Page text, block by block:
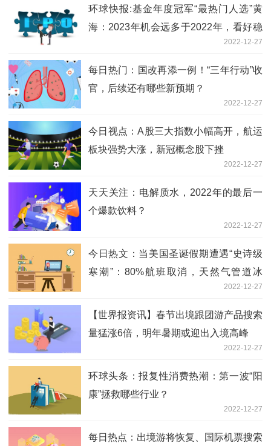
环球快报:基金年度冠军“最热门人选”黄
海：2023年机会远多于2022年，看好稳
2022-12-27
每日热门：国改再添一例！“三年行动”收
官，后续还有哪些新预期？
2022-12-27
今日视点：A股三大指数小幅高开，航运
板块强势大涨，新冠概念股下挫
2022-12-27
天天关注：电解质水，2022年的最后一
个爆款饮料？
2022-12-27
今日热文：当美国圣诞假期遭遇“史诗级
寒潮”：80%航班取消，天然气管道冰
2022-12-27
【世界报资讯】春节出境跟团游产品搜索
量猛涨6倍，明年暑期或迎出入境高峰
2022-12-27
环球头条：报复性消费热潮：第一波“阳
康”拯救哪些行业？
2022-12-27
每日热点：出境游将恢复、国际机票搜索